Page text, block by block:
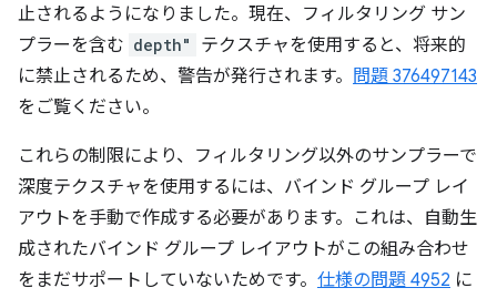
止されるようになりました。現在、フィルタリング サン
プラーを含む depth"
テクスチャを使用すると、将来的
に禁止されるため、警告が発行されます。 問題 376497143
をご覧ください。
これらの制限により、フィルタリング以外のサンプラーで
深度テクスチャを使用するには、バインド グループ レイ
アウトを手動で作成する必要があります。これは、自動生
成されたバインド グループ レイアウトがこの組み合わせ
をまだサポートしていないためです。 仕様の問題 4952 に